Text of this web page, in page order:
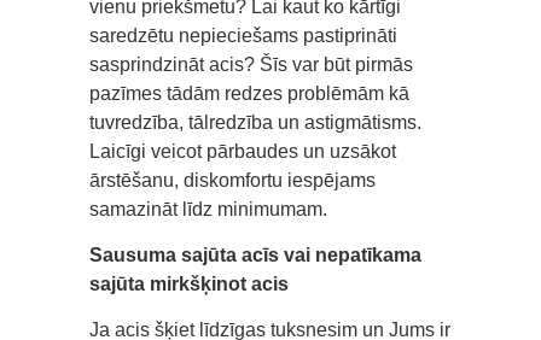
vienu priekšmetu? Lai kaut ko kārtīgi
saredzētu nepieciešams pastiprināti
sasprindzināt acis? Šīs var būt pirmās
pazīmes tādām redzes problēmām kā
tuvredzība, tālredzība un astigmātisms.
Laicīgi veicot pārbaudes un uzsākot
ārstēšanu, diskomfortu iespējams
samazināt līdz minimumam.
Sausuma sajūta acīs vai nepatīkama
sajūta mirkšķinot acis
Ja acis šķiet līdzīgas tuksnesim un Jums ir